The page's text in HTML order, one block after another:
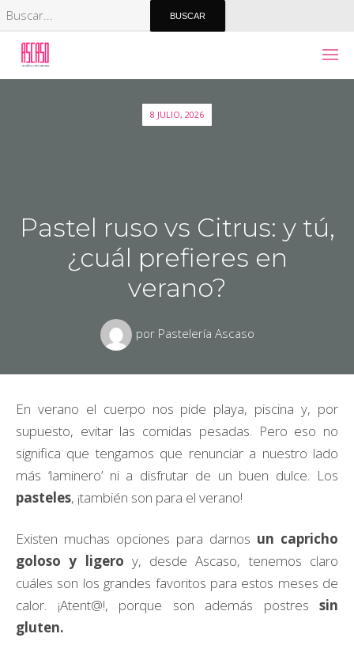
8 JULIO, 2026
Pastel ruso vs Citrus: y tú,
¿cuál prefieres en
verano?
por Pastelería Ascaso
En verano el cuerpo nos pide playa, piscina y, por
supuesto, evitar las comidas pesadas. Pero eso no
significa que tengamos que renunciar a nuestro lado
más ‘laminero’ ni a disfrutar de un buen dulce. Los
pasteles, ¡también son para el verano!
Existen muchas opciones para darnos un capricho
goloso y ligero y, desde Ascaso, tenemos claro
cuáles son los grandes favoritos para estos meses de
calor. ¡Atent@!, porque son además postres sin
gluten.